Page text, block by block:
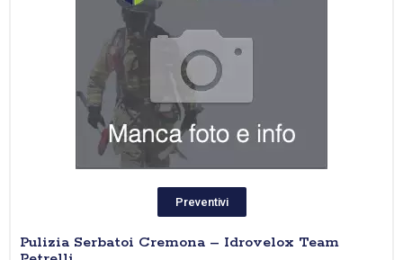
Preventivi
Pulizia Serbatoi Cremona – Idrovelox Team